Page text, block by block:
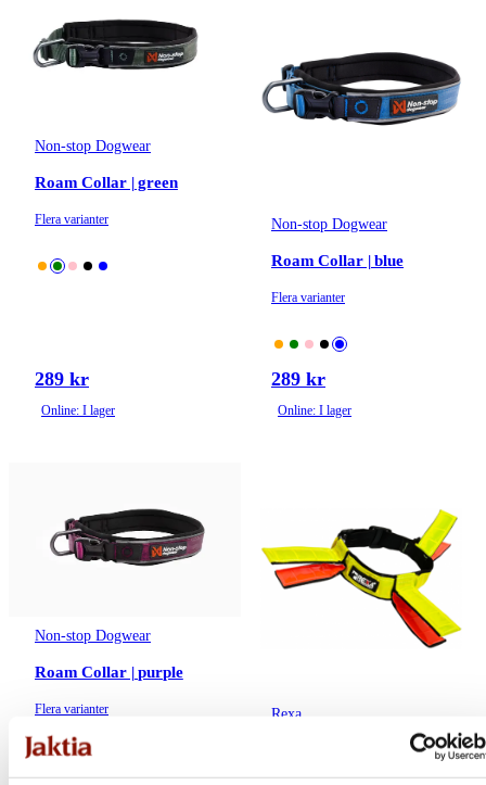
Non-stop Dogwear
Roam Collar | green
Flera varianter
289 kr
Online: I lager
Non-stop Dogwear
Roam Collar | blue
Flera varianter
289 kr
Online: I lager
Non-stop Dogwear
Roam Collar | purple
Flera varianter Rexa
Reflexhalsb.M Flärp